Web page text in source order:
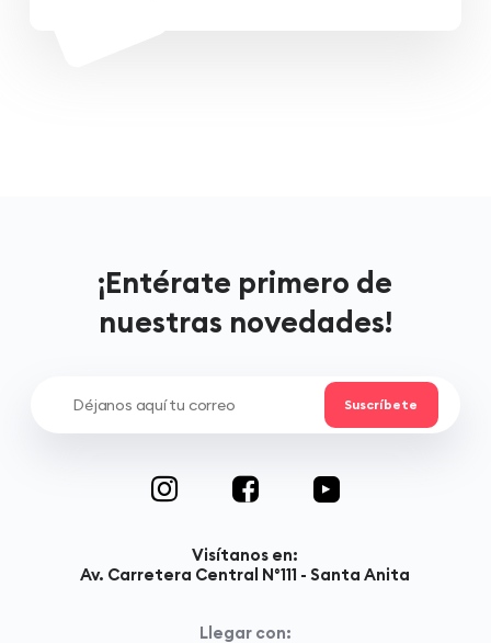
¡Entérate primero de
nuestras novedades!
Visítanos en:
Av. Carretera Central N°111 - Santa Anita
Llegar con: